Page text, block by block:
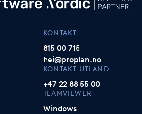
KONTAKT
815 00 715
hei@proplan.no
KONTAKT UTLAND
+47 22 88 55 00
TEAMVIEWER
Windows